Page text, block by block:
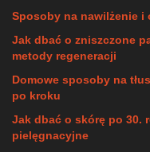
Sposoby na nawilżenie i
Jak dbać o zniszczone
metody regeneracji
Domowe sposoby na
po kroku
Jak dbać o skórę po 30.
pielęgnacyjne